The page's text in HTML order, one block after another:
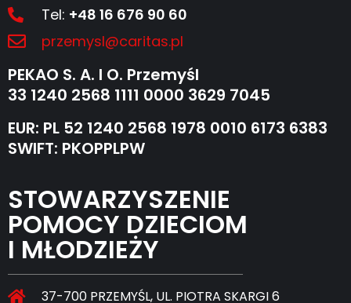
Tel: +48 16 676 90 60
przemysl@caritas.pl
PEKAO S. A. I O. Przemyśl
33 1240 2568 1111 0000 3629 7045
EUR: PL 52 1240 2568 1978 0010 6173 6383
SWIFT: PKOPPLPW
STOWARZYSZENIE
POMOCY DZIECIOM
I MŁODZIEŻY
37-700 PRZEMYŚL, UL. PIOTRA SKARGI 6